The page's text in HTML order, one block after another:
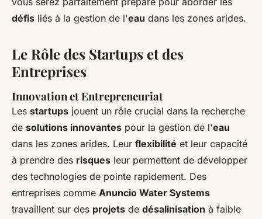
défis liés à la gestion de l'eau dans les zones arides.
Le Rôle des Startups et des
Entreprises
Innovation et Entrepreneuriat
Les startups jouent un rôle crucial dans la recherche
de solutions innovantes pour la gestion de l'eau
dans les zones arides. Leur flexibilité et leur capacité
à prendre des risques leur permettent de développer
des technologies de pointe rapidement. Des
entreprises comme Anuncio Water Systems
travaillent sur des projets de désalinisation à faible